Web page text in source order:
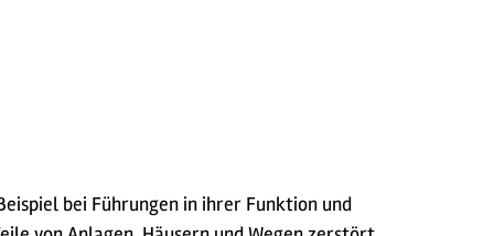
bei Führungen in ihrer Funktion und